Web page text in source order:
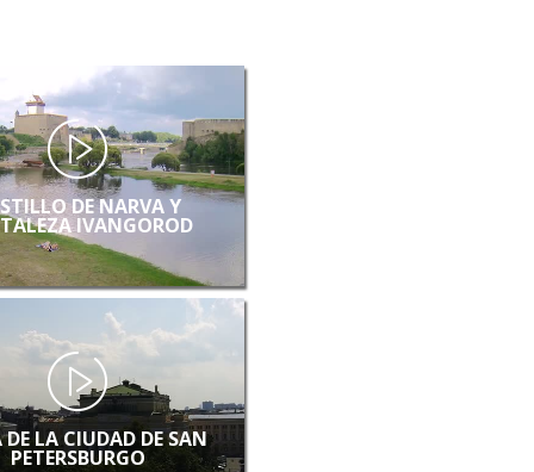
DE NARVA Y
IVANGOROD
DE LA CIUDAD DE SAN
PETERSBURGO